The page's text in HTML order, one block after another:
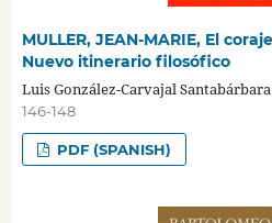
MULLER, JEAN-MARIE, El
Nuevo itinerario filosófico
Luis González-Carvajal Santabárbara
146-148
PDF (SPANISH)